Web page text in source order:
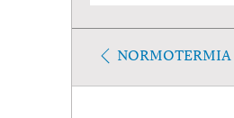
NORMOTERMIA